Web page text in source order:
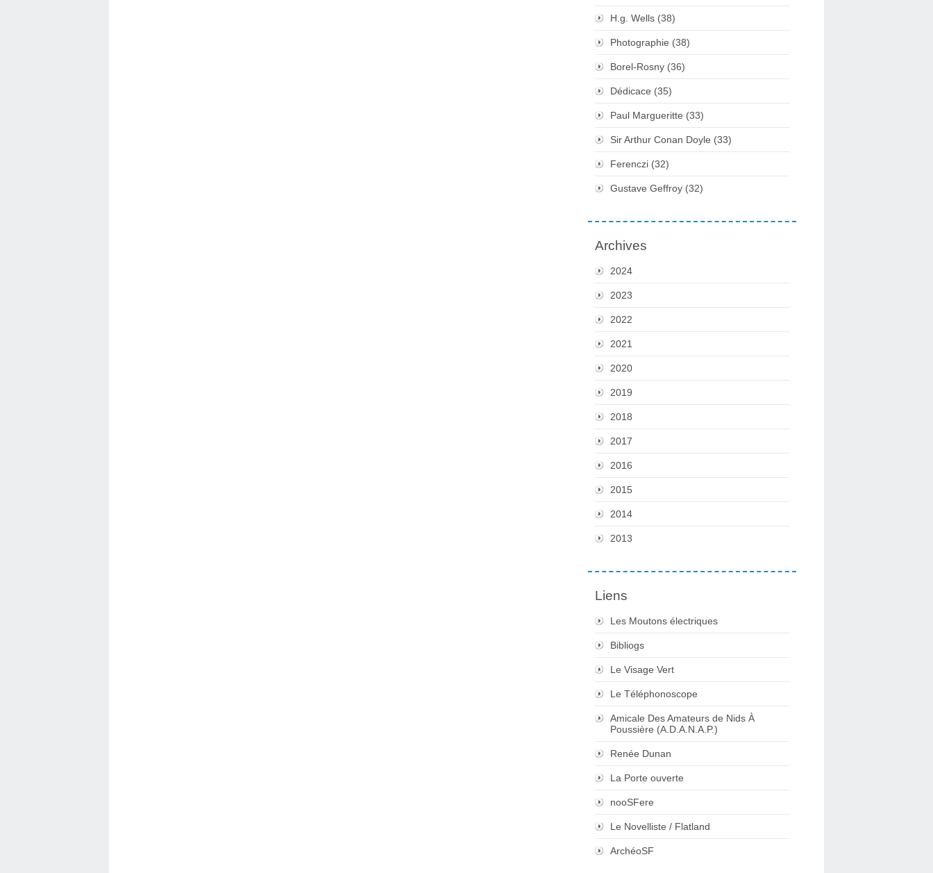
H.g. Wells (38)
Photographie (38)
Borel-Rosny (36)
Dédicace (35)
Paul Margueritte (33)
Sir Arthur Conan Doyle (33)
Ferenczi (32)
Gustave Geffroy (32)
Archives
2024
2023
2022
2021
2020
2019
2018
2017
2016
2015
2014
2013
Liens
Les Moutons électriques
Bibliogs
Le Visage Vert
Le Téléphonoscope
Amicale Des Amateurs de Nids À
Poussière (A.D.A.N.A.P.)
Renée Dunan
La Porte ouverte
nooSFere
Le Novelliste / Flatland
ArchéoSF